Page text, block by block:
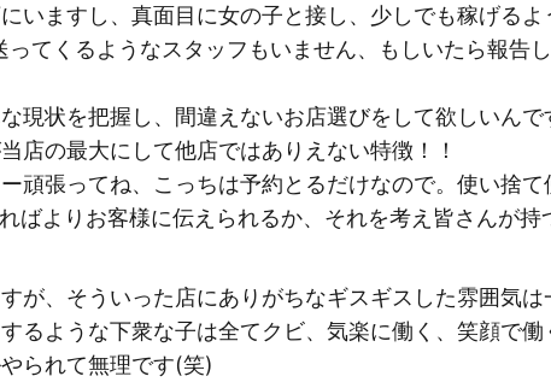
いますし、真面目に女の子と接し、少しでも稼げる
てくるようなスタッフもいません、もしいたら報告
現状を把握し、間違えないお店選びをして欲しいんで
店の最大にして他店ではありえない特徴！！
頑張ってね、こっちは予約とるだけなので。使い捨
ばよりお客様に伝えられるか、それを考え皆さんが持
が、そういった店にありがちなギスギスした雰囲気は
るような下衆な子は全てクビ、気楽に働く、笑顔で働
られて無理です(笑)